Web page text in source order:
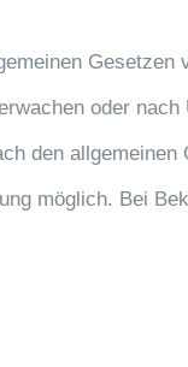
oder
den
möglich. Bei